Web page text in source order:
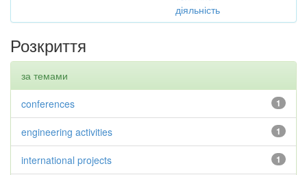
діяльність
Розкриття
за темами
1
conferences
1
engineering activities
1
international projects